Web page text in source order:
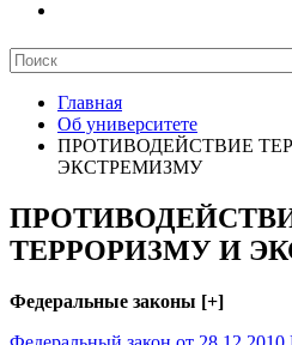
Главная
Об университете
ПРОТИВОДЕЙСТВИЕ
ЭКСТРЕМИЗМУ
ТЕРРОРИЗМУ И
Федеральные законы [+]